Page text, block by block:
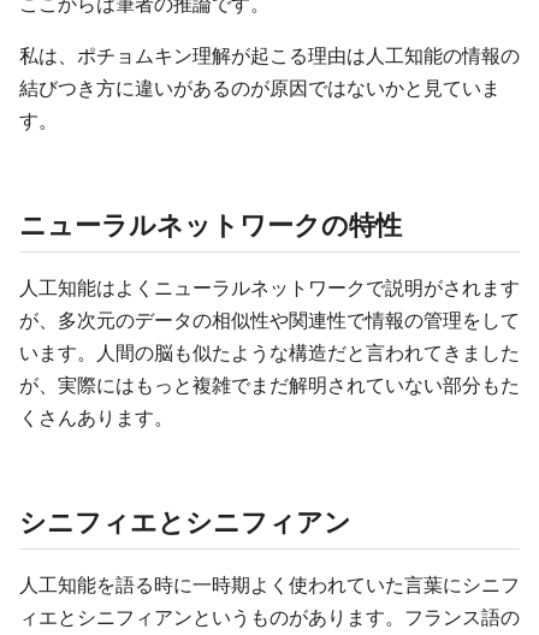
私は、ポチョムキン理解が起こる理由は人工知能の情報の
結びつき方に違いがあるのが原因ではないかと見ていま
す。
ニューラルネットワークの特性
人工知能はよくニューラルネットワークで説明がされます
が、多次元のデータの相似性や関連性で情報の管理をして
います。人間の脳も似たような構造だと言われてきました
が、実際にはもっと複雑でまだ解明されていない部分もた
くさんあります。
シニフィエとシニフィアン
人工知能を語る時に一時期よく使われていた言葉にシニフ
ィエとシニフィアンというものがあります。フランス語の